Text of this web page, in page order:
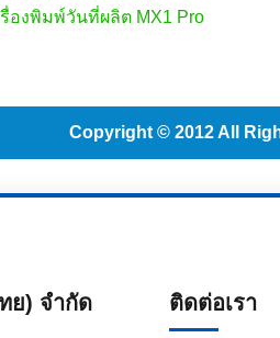
รื่องพิมพ์วันที่ผลิต MX1 Pro
Copyright © 2012 All
ย) จำกัด ติดต่อเรา